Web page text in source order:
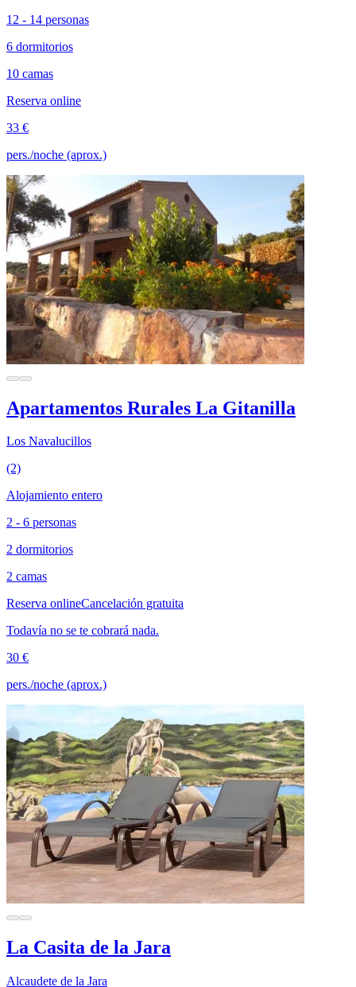
12 - 14 personas
6 dormitorios
10 camas
Reserva online
33 €
pers./noche (aprox.)
Apartamentos Rurales La Gitanilla
Los Navalucillos
(2)
Alojamiento entero
2 - 6 personas
2 dormitorios
2 camas
Reserva onlineCancelación gratuita
Todavía no se te cobrará nada.
30 €
pers./noche (aprox.)
La Casita de la Jara
Alcaudete de la Jara